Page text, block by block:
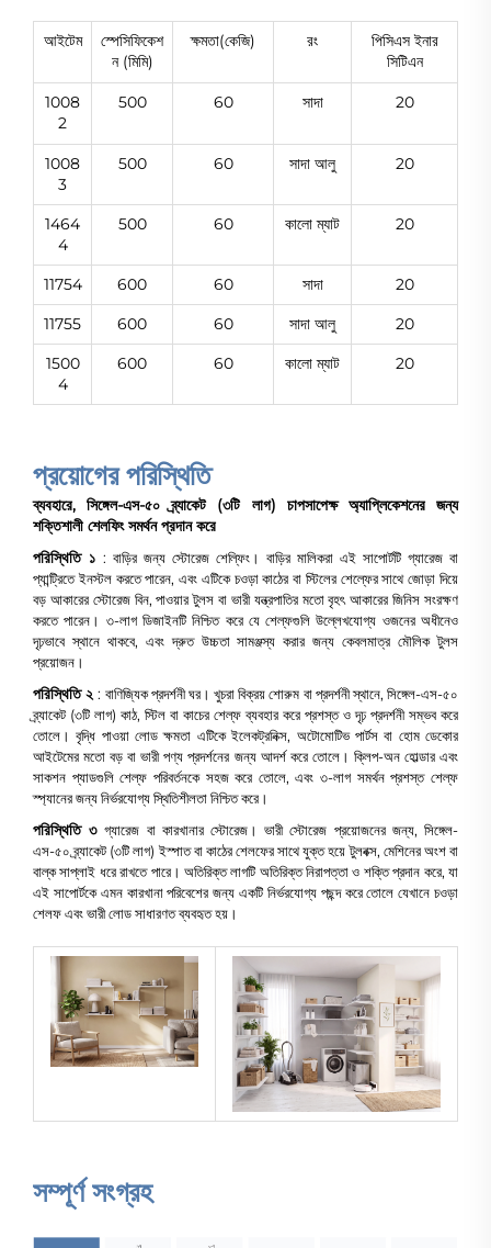
আইটেম
স্পেসিফিকেশ
ন (মিমি)
ক্ষমতা(কেজি) রং
পিসিএস ইনার
সিটিএন
1008
2
500 60 সাদা 20
1008
3
500 60 সাদা আলু 20
1464
4
500 60 কালো ম্যাট 20
11754 600 60 সাদা
20
11755
600 60 সাদা আলু
20
1500
4
600 60 কালো ম্যাট 20
প্রয়োগের পরিস্থিতি
ব্যবহারে, সিঙ্গেল-এস-৫০ ব্র্যাকেট (৩টি লাগ) চাপসাপেক্ষ অ্যাপ্লিকেশনের জন্য
শক্তিশালী শেলফিং সমর্থন প্রদান করে
পরিস্থিতি ১ : বাড়ির জন্য স্টোরেজ শেল্ফিং। বাড়ির মালিকরা এই সাপোর্টটি গ্যারেজ বা
প্যান্ট্রিতে ইনস্টল করতে পারেন, এবং এটিকে চওড়া কাঠের বা স্টিলের শেল্ফের সাথে জোড়া দিয়ে
বড় আকারের স্টোরেজ বিন, পাওয়ার টুলস বা ভারী যন্ত্রপাতির মতো বৃহৎ আকারের জিনিস সংরক্ষণ
করতে পারেন। ৩-লাগ ডিজাইনটি নিশ্চিত করে যে শেল্ফগুলি উল্লেখযোগ্য ওজনের অধীনেও
দৃঢ়ভাবে স্থানে থাকবে, এবং দ্রুত উচ্চতা সামঞ্জস্য করার জন্য কেবলমাত্র মৌলিক টুলস
প্রয়োজন।
পরিস্থিতি ২: বাণিজ্যিক প্রদর্শনী ঘর। খুচরা বিক্রয় শোরুম বা প্রদর্শনী স্থানে, সিঙ্গেল-এস-৫০
ব্র্যাকেট (৩টি লাগ) কাঠ, স্টিল বা কাচের শেল্ফ ব্যবহার করে প্রশস্ত ও দৃঢ় প্রদর্শনী সম্ভব করে
তোলে। বৃদ্ধি পাওয়া লোড ক্ষমতা এটিকে ইলেকট্রনিক্স, অটোমোটিভ পার্টস বা হোম ডেকোর
আইটেমের মতো বড় বা ভারী পণ্য প্রদর্শনের জন্য আদর্শ করে তোলে। ক্লিপ-অন হোল্ডার এবং
সাকশন প্যাডগুলি শেল্ফ পরিবর্তনকে সহজ করে তোলে, এবং ৩-লাগ সমর্থন প্রশস্ত শেল্ফ
স্প্যানের জন্য নির্ভরযোগ্য স্থিতিশীলতা নিশ্চিত করে।
পরিস্থিতি ৩গ্যারেজ বা কারখানার স্টোরেজ। ভারী স্টোরেজ প্রয়োজনের জন্য, সিঙ্গেল-
এস-৫০ ব্র্যাকেট (৩টি লাগ) ইস্পাত বা কাঠের শেলফের সাথে যুক্ত হয়ে টুলবক্স, মেশিনের অংশ বা
বাল্ক সাপ্লাই ধরে রাখতে পারে। অতিরিক্ত লাগটি অতিরিক্ত নিরাপত্তা ও শক্তি প্রদান করে, যা
এই সাপোর্টকে এমন কারখানা পরিবেশের জন্য একটি নির্ভরযোগ্য পছন্দ করে তোলে যেখানে চওড়া
শেলফ এবং ভারী লোড সাধারণত ব্যবহৃত হয়।
সম্পূর্ণ সংগ্রহ